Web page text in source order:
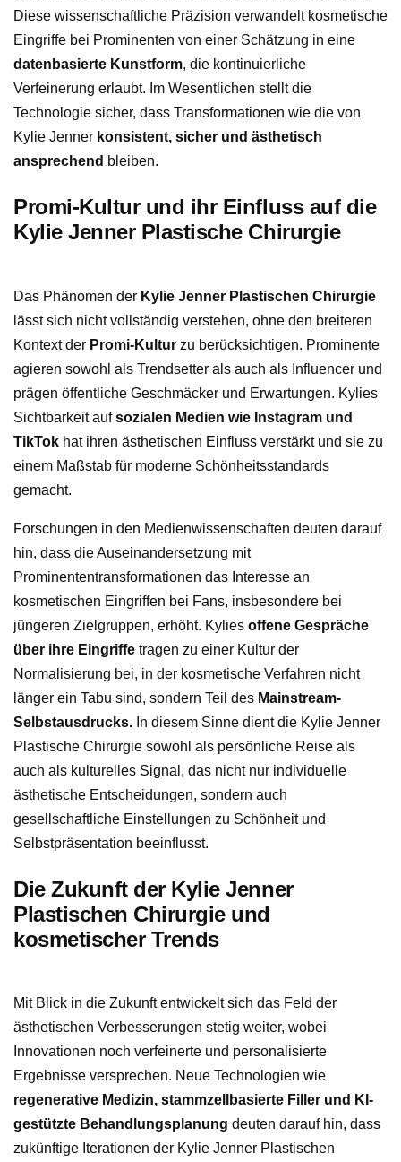
Diese wissenschaftliche Präzision verwandelt kosmetische
Eingriffe bei Prominenten von einer Schätzung in eine
datenbasierte Kunstform, die kontinuierliche
Verfeinerung erlaubt. Im Wesentlichen stellt die
Technologie sicher, dass Transformationen wie die von
Kylie Jenner konsistent, sicher und ästhetisch
ansprechend bleiben.
Promi-Kultur und ihr Einfluss auf die
Kylie Jenner Plastische Chirurgie
Das Phänomen der Kylie Jenner Plastischen Chirurgie
lässt sich nicht vollständig verstehen, ohne den breiteren
Kontext der Promi-Kultur zu berücksichtigen. Prominente
agieren sowohl als Trendsetter als auch als Influencer und
prägen öffentliche Geschmäcker und Erwartungen. Kylies
Sichtbarkeit aufsozialen Medien wie Instagram und
TikTok hat ihren ästhetischen Einfluss verstärkt und sie zu
einem Maßstab für moderne Schönheitsstandards
gemacht.
Forschungen in den Medienwissenschaften deuten darauf
hin, dass die Auseinandersetzung mit
Prominententransformationen das Interesse an
kosmetischen Eingriffen bei Fans, insbesondere bei
jüngeren Zielgruppen, erhöht. Kylies offene Gespräche
über ihre Eingriffe tragen zu einer Kultur der
Normalisierung bei, in der kosmetische Verfahren nicht
länger ein Tabu sind, sondern Teil des Mainstream-
Selbstausdrucks. In diesem Sinne dient die Kylie Jenner
Plastische Chirurgie sowohl als persönliche Reise als
auch als kulturelles Signal, das nicht nur individuelle
ästhetische Entscheidungen, sondern auch
gesellschaftliche Einstellungen zu Schönheit und
Selbstpräsentation beeinflusst.
Die Zukunft der Kylie Jenner
Plastischen Chirurgie und
kosmetischer Trends
Mit Blick in die Zukunft entwickelt sich das Feld der
ästhetischen Verbesserungen stetig weiter, wobei
Innovationen noch verfeinerte und personalisierte
Ergebnisse versprechen. Neue Technologien wie
regenerative Medizin, stammzellbasierte Filler und KI-
gestützte Behandlungsplanung deuten darauf hin, dass
zukünftige Iterationen der Kylie Jenner Plastischen